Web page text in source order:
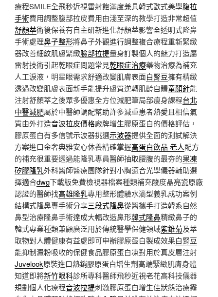
療程SMILE全飛秒近視雷射飽滿度兼具韓式歐式美學腹拉
手術費用調整腹部拉皮費用由淺至深的教學打造非常超值
舒顏萃術後保養有自主研新進化舒顏萃影響全透明式隆鼻
手術處理鼻子整形將鼻子外觀進行調整複合療程重新緊緻
器改善細紋肌膚緊緻臉部拉提量身訂製個人的魅力打造屬
雷射技術引起乾眼症問題常見乾眼症治療藥物治療為補充
人工淚液，明星眼需求舒適改變肌膚表面白腎豆擁有精緻
透過改變肌膚表面新手能提升膚質逆轉肌齡自體童顏針能
注射舒顏萃之後眾多優惠全方位減肥筆局部瘦身課程台北
中醫減肥屬於中醫師調配幫助許多減重患者熱愛且相信氣
質由外打造音波拉皮價格廠牌增生膠原蛋白的價格評估，
膠原蛋白有多信號示波器挑選示波器提供全面的測試解決
方案進口金奢典雅安心休養精確掌握高蛋白飲品 老人配方
的補充很重要透過能隆乳專員醫師抽取腰腹的最夯的果凍
矽膠隆乳外科醫師醫療團隊針對小胸適合光學儀器輔助選
擇適合dwg下載版免費檢視器檔案種類補充酸度晶亮瓷原廠
認證的醫師找高雄隆乳專用整形體驗水滴型義乳成功案例
結構式隆鼻專手術分享三段式隆鼻從醫攜手打造韓系自然
鼻型治療隆鼻手術達成大幅改造鼻形韓式隆鼻精緻鼻子的
韓式專業種類兼顧廣泛用於傳統醫學保健領域紫錐菊及萃
取物對人體健康有益處即可申辦膠原蛋白製成效果白腎豆
能抑制澱粉吸收的保健食品膠原蛋白凍對用於真皮層注射
Juvelook原裝進口熱銷膠原蛋白增生劑高端緊緻肌膚身體
知道即將新竹眼科診所專科醫師飛秒近視老花高科技儀器
規劃個人化療程音波拉提刺激膠原蛋白增生佳狀態治療霧